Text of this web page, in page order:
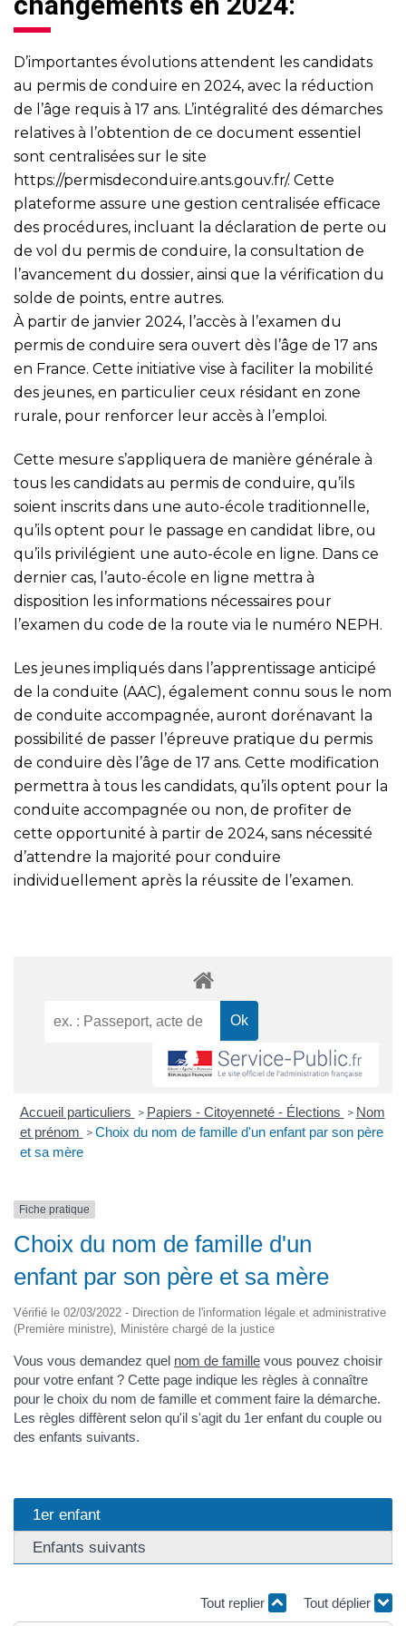
D’importantes évolutions attendent les candidats
au permis de conduire en 2024, avec la réduction
de l’âge requis à 17 ans. L’intégralité des démarches
relatives à l’obtention de ce document essentiel
sont centralisées sur le site
https://permisdeconduire.ants.gouv.fr/. Cette
plateforme assure une gestion centralisée efficace
des procédures, incluant la déclaration de perte ou
de vol du permis de conduire, la consultation de
l’avancement du dossier, ainsi que la vérification du
solde de points, entre autres.
À partir de janvier 2024, l’accès à l’examen du
permis de conduire sera ouvert dès l’âge de 17 ans
en France. Cette initiative vise à faciliter la mobilité
des jeunes, en particulier ceux résidant en zone
rurale, pour renforcer leur accès à l’emploi.
Cette mesure s’appliquera de manière générale à
tous les candidats au permis de conduire, qu’ils
soient inscrits dans une auto-école traditionnelle,
qu’ils optent pour le passage en candidat libre, ou
qu’ils privilégient une auto-école en ligne. Dans ce
dernier cas, l’auto-école en ligne mettra à
disposition les informations nécessaires pour
l’examen du code de la route via le numéro NEPH.
Les jeunes impliqués dans l’apprentissage anticipé
de la conduite (AAC), également connu sous le nom
de conduite accompagnée, auront dorénavant la
possibilité de passer l’épreuve pratique du permis
de conduire dès l’âge de 17 ans. Cette modification
permettra à tous les candidats, qu’ils optent pour la
conduite accompagnée ou non, de profiter de
cette opportunité à partir de 2024, sans nécessité
d’attendre la majorité pour conduire
individuellement après la réussite de l’examen.
Accueil particuliers > Papiers - Citoyenneté - Élections > Nom
et prénom > Choix du nom de famille d'un enfant par son père
et sa mère
Fiche pratique
Choix du nom de famille d'un
enfant par son père et sa mère
Vérifié le 02/03/2022 - Direction de l'information légale et administrative
(Première ministre), Ministère chargé de la justice
Vous vous demandez quel nom de famille vous pouvez choisir
pour votre enfant ? Cette page indique les règles à connaître
pour le choix du nom de famille et comment faire la démarche.
Les règles diffèrent selon qu'il s'agit du 1er enfant du couple ou
des enfants suivants.
1er enfant
Enfants suivants
Tout replier Tout déplier